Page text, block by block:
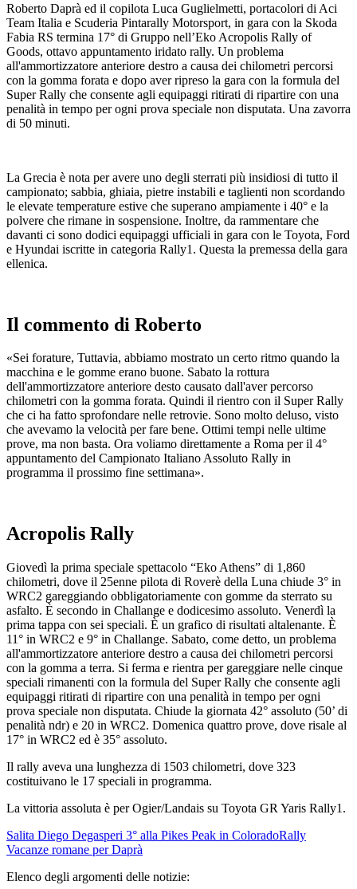
Roberto Daprà ed il copilota Luca Guglielmetti, portacolori di Aci
Team Italia e Scuderia Pintarally Motorsport, in gara con la Skoda
Fabia RS termina 17° di Gruppo nell’Eko Acropolis Rally of
Goods, ottavo appuntamento iridato rally. Un problema
all'ammortizzatore anteriore destro a causa dei chilometri percorsi
con la gomma forata e dopo aver ripreso la gara con la formula del
Super Rally che consente agli equipaggi ritirati di ripartire con una
penalità in tempo per ogni prova speciale non disputata. Una zavorra
di 50 minuti.
La Grecia è nota per avere uno degli sterrati più insidiosi di tutto il
campionato; sabbia, ghiaia, pietre instabili e taglienti non scordando
le elevate temperature estive che superano ampiamente i 40° e la
polvere che rimane in sospensione. Inoltre, da rammentare che
davanti ci sono dodici equipaggi ufficiali in gara con le Toyota, Ford
e Hyundai iscritte in categoria Rally1. Questa la premessa della gara
ellenica.
Il commento di Roberto
«Sei forature, Tuttavia, abbiamo mostrato un certo ritmo quando la
macchina e le gomme erano buone. Sabato la rottura
dell'ammortizzatore anteriore desto causato dall'aver percorso
chilometri con la gomma forata. Quindi il rientro con il Super Rally
che ci ha fatto sprofondare nelle retrovie. Sono molto deluso, visto
che avevamo la velocità per fare bene. Ottimi tempi nelle ultime
prove, ma non basta. Ora voliamo direttamente a Roma per il 4°
appuntamento del Campionato Italiano Assoluto Rally in
programma il prossimo fine settimana».
Acropolis Rally
Giovedì la prima speciale spettacolo “Eko Athens” di 1,860
chilometri, dove il 25enne pilota di Roverè della Luna chiude 3° in
WRC2 gareggiando obbligatoriamente con gomme da sterrato su
asfalto. È secondo in Challange e dodicesimo assoluto. Venerdì la
prima tappa con sei speciali. È un grafico di risultati altalenante. È
11° in WRC2 e 9° in Challange. Sabato, come detto, un problema
all'ammortizzatore anteriore destro a causa dei chilometri percorsi
con la gomma a terra. Si ferma e rientra per gareggiare nelle cinque
speciali rimanenti con la formula del Super Rally che consente agli
equipaggi ritirati di ripartire con una penalità in tempo per ogni
prova speciale non disputata. Chiude la giornata 42° assoluto (50’ di
penalità ndr) e 20 in WRC2. Domenica quattro prove, dove risale al
17° in WRC2 ed è 35° assoluto.
Il rally aveva una lunghezza di 1503 chilometri, dove 323
costituivano le 17 speciali in programma.
La vittoria assoluta è per Ogier/Landais su Toyota GR Yaris Rally1.
Salita Diego Degasperi 3° alla Pikes Peak in ColoradoRally
Vacanze romane per Daprà
Elenco degli argomenti delle notizie: